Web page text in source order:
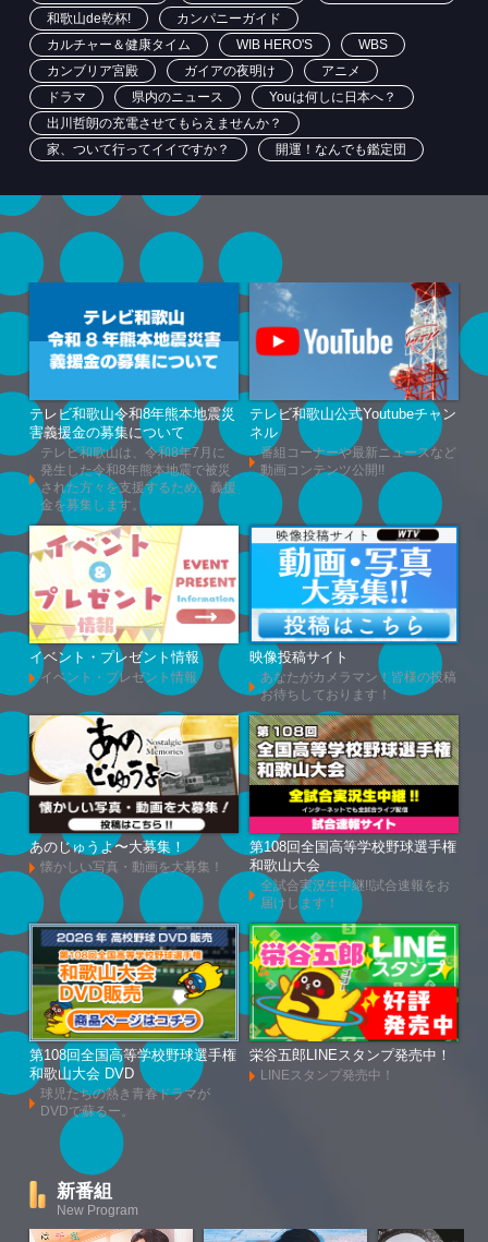
和歌山de乾杯!
カンパニーガイド
カルチャー＆健康タイム
WIB HERO'S
WBS
カンブリア宮殿
ガイアの夜明け
アニメ
ドラマ
県内のニュース
Youは何しに日本へ？
出川哲朗の充電させてもらえませんか？
家、ついて行ってイイですか？
開運！なんでも鑑定団
テレビ和歌山令和8年熊本地震災
害義援金の募集について
テレビ和歌山は、令和8年7月に
発生した令和8年熊本地震で被災
された方々を支援するため、義援
金を募集します。
テレビ和歌山公式Youtubeチャン
ネル
番組コーナーや最新ニュースなど
動画コンテンツ公開!!
イベント・プレゼント情報
イベント・プレゼント情報
映像投稿サイト
あなたがカメラマン！皆様の投稿
お待ちしております！
あのじゅうよ〜大募集！
懐かしい写真・動画を大募集！
第108回全国高等学校野球選手権
和歌山大会
全試合実況生中継!!試合速報をお
届けします！
第108回全国高等学校野球選手権
和歌山大会 DVD
球児たちの熱き青春ドラマが
DVDで蘇るー。
栄谷五郎LINEスタンプ発売中！
LINEスタンプ発売中！
新番組
New Program